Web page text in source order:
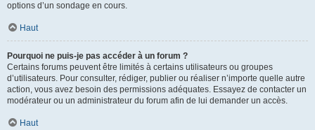
options d’un sondage en cours.
Haut
Pourquoi ne puis-je pas accéder à un forum ?
Certains forums peuvent être limités à certains utilisateurs ou groupes
d’utilisateurs. Pour consulter, rédiger, publier ou réaliser n’importe quelle autre
action, vous avez besoin des permissions adéquates. Essayez de contacter un
modérateur ou un administrateur du forum afin de lui demander un accès.
Haut